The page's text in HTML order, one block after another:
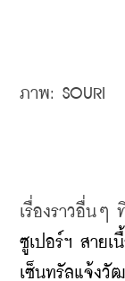
ภาพ: SOURI
เรื่องราวอื่นๆ
ซูเปอร์ฯ สายเ
เซ็นทรัลแจ้งวั